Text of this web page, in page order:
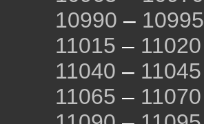
10990 – 10995
11015 – 11020
11040 – 11045
11065 – 11070